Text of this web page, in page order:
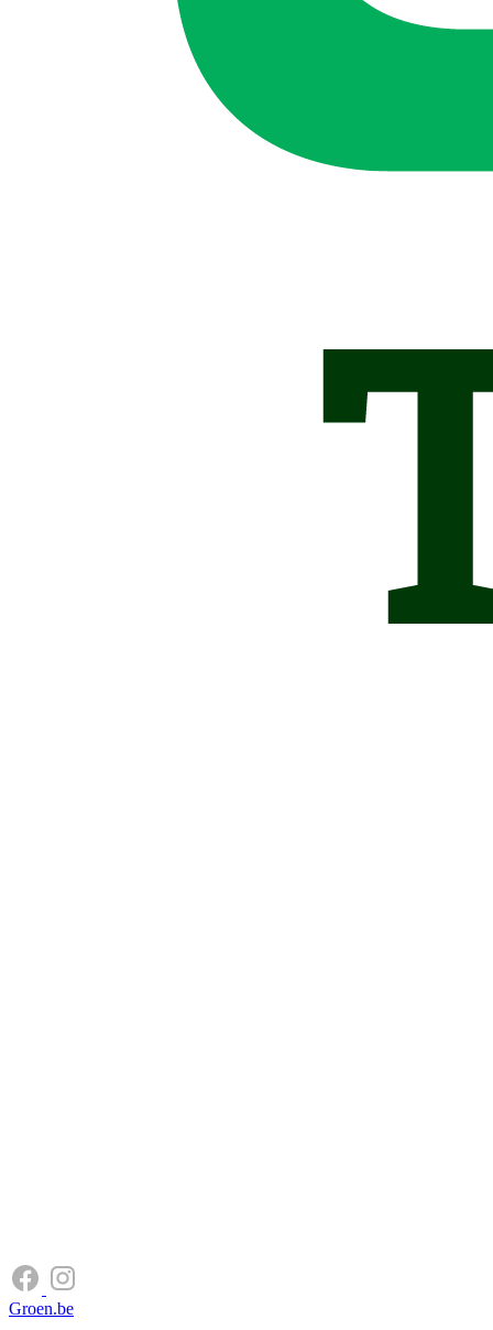
Groen.be